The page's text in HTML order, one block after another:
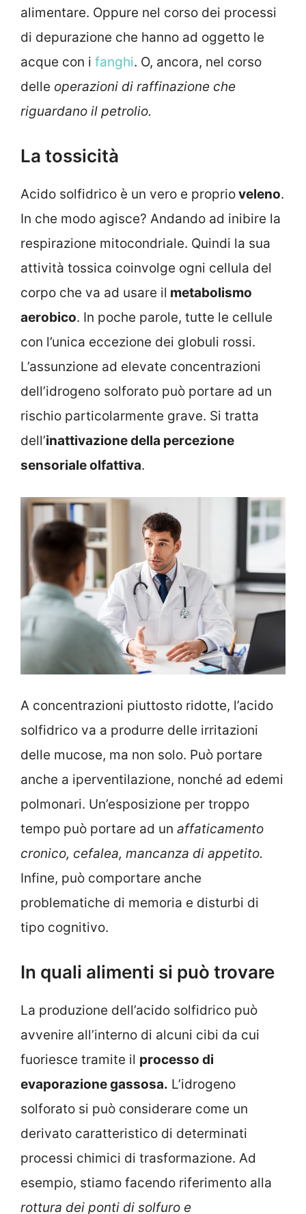
alimentare. Oppure nel corso dei processi
di depurazione che hanno ad oggetto le
acque con i fanghi. O, ancora, nel corso
delle operazioni di raffinazione che
riguardano il petrolio.
La tossicità
Acido solfidrico è un vero e proprioveleno.
In che modo agisce? Andando ad inibire la
respirazione mitocondriale. Quindi la sua
attività tossica coinvolge ogni cellula del
corpo che va ad usare il metabolismo
aerobico. In poche parole, tutte le cellule
con l’unica eccezione dei globuli rossi.
L’assunzione ad elevate concentrazioni
dell’idrogeno solforato può portare ad un
rischio particolarmente grave. Si tratta
dell’inattivazione della percezione
sensoriale olfattiva.
A concentrazioni piuttosto ridotte, l’acido
solfidrico va a produrre delle irritazioni
delle mucose, ma non solo. Può portare
anche a iperventilazione, nonché ad edemi
polmonari. Un’esposizione per troppo
tempo può portare ad un affaticamento
cronico, cefalea, mancanza di appetito.
Infine, può comportare anche
problematiche di memoria e disturbi di
tipo cognitivo.
In quali alimenti si può trovare
La produzione dell’acido solfidrico può
avvenire all’interno di alcuni cibi da cui
fuoriesce tramite il processo di
evaporazione gassosa. L’idrogeno
solforato si può considerare come un
derivato caratteristico di determinati
processi chimici di trasformazione. Ad
esempio, stiamo facendo riferimento alla
rottura dei ponti di solfuro e